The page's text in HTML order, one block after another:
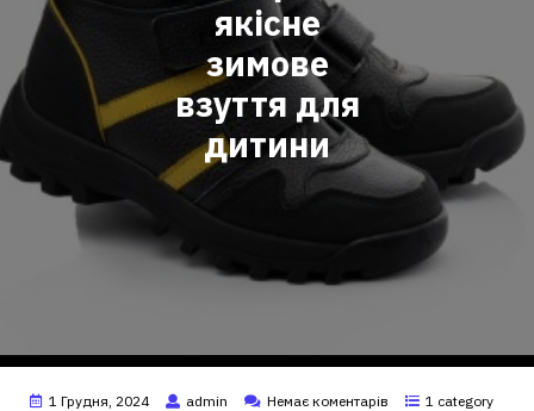
якісне
зимове
взуття для
дитини
1 Грудня, 2024 admin Немає коментарів 1 category